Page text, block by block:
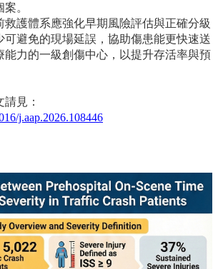
。
救護體系應強化早期風險評估與正確分級
可避免的現場延誤，協助傷患能更快速送
能力的一級創傷中心，以提升存活率與預
見：
j.aap.2026.108446